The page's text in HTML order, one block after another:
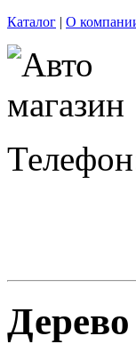
Каталог | О